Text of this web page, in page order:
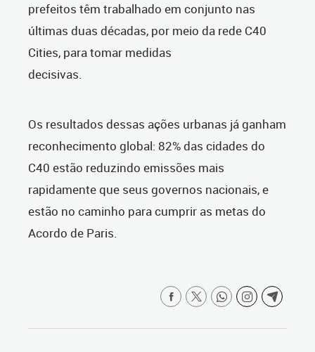
prefeitos têm trabalhado em conjunto nas
últimas duas décadas, por meio da rede C40
Cities, para tomar medidas
decisivas.
Os resultados dessas ações urbanas já ganham
reconhecimento global: 82% das cidades do
C40 estão reduzindo emissões mais
rapidamente que seus governos nacionais, e
estão no caminho para cumprir as metas do
Acordo de Paris.